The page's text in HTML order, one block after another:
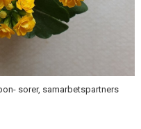
sorer, samarbetspartners